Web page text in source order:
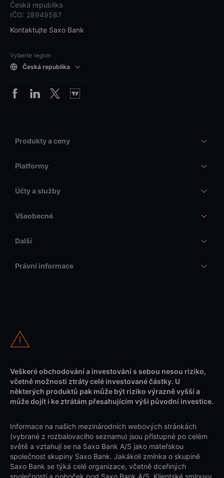
Česká republika
IČO: 28949587
Kontaktujte Saxo Bank
Vyberte region
Česká republika
Produkty a ceny
Platformy
Účty a služby
Všeobecné
Další
Právní informace
Veškeré obchodování a investování s sebou nesou riziko,
včetně možnosti ztráty celé investované částky. U
některých produktů pak může být riziko výrazně vyšší a
může dojít i ke ztrátám přesahujícím výši původní investice.
Informace na našich mezinárodních webových stránkách
(vybrané z rozbalovacího seznamu) jsou přístupné po celém
světě a vztahují se na Saxo Bank A/S jako mateřskou
společnost skupiny Saxo Bank. Jakákoli zmínka o skupině
Saxo Bank se týká celé organizace, včetně dceřiných